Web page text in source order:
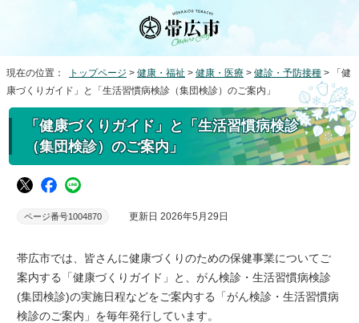
現在の位置： トップページ > 健康・福祉 > 健康・医療 > 健診・予防接種 > 「健
康づくりガイド」と「生活習慣病検診（集団検診）のご案内」
「健康づくりガイド」と「生活習慣病検診
（集団検診）のご案内」
ページ番号1004870 更新日 2026年5月29日
帯広市では、皆さんに健康づくりのための保健事業についてご
案内する「健康づくりガイド」と、がん検診・生活習慣病検診
(集団検診)の実施日程などをご案内する「がん検診・生活習慣病
検診のご案内」を毎年発行しています。